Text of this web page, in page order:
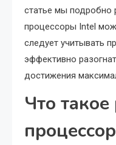
статье мы подробно
процессоры Intel
следует учитывать
эффективно
достижения
Что такое